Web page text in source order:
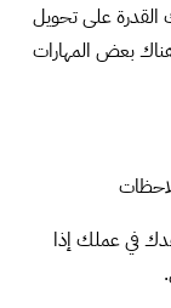
القدرة على تحويل
بعض المهارات
في عملك إذا